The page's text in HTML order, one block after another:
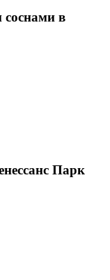
соснами в
Парк